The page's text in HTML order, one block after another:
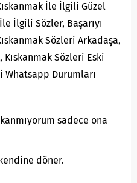
İle İlgili Güzel
İlgili Sözler, Başarıyı
Sözleri Arkadaşa,
Kıskanmak Sözleri Eski
Whatsapp Durumları
sadece ona
döner.